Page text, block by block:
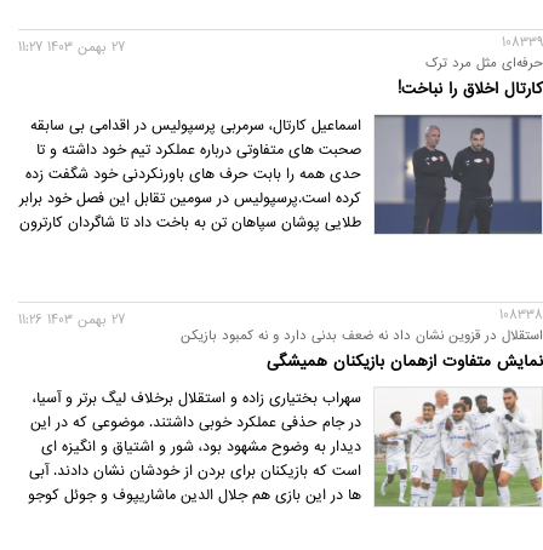
108339
حرفه‌ای مثل مرد ترک
کارتال اخلاق را نباخت!
27 بهمن 1403 11:27
اسماعیل کارتال، سرمربی پرسپولیس در اقدامی بی سابقه
صحبت های متفاوتی درباره عملکرد تیم خود داشته و تا
حدی همه را بابت حرف های باورنکردنی خود شگفت زده
کرده است.پرسپولیس در سومین تقابل این فصل خود برابر
طلایی پوشان سپاهان تن به باخت داد تا شاگردان کارترون
108338
استقلال در قزوین نشان داد نه ضعف بدنی دارد و نه کمبود بازیکن
نمایش متفاوت ازهمان بازیکنان همیشگی
27 بهمن 1403 11:26
سهراب بختیاری زاده و استقلال برخلاف لیگ برتر و آسیا،
در جام حذفی عملکرد خوبی داشتند. موضوعی که در این
دیدار به وضوح مشهود بود، شور و اشتیاق و انگیزه ای
است که بازیکنان برای بردن از خودشان نشان دادند. آبی
ها در این بازی هم جلال الدین ماشاریپوف و جوئل کوجو